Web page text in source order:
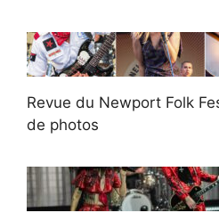
Revue du Newport Folk
de photos